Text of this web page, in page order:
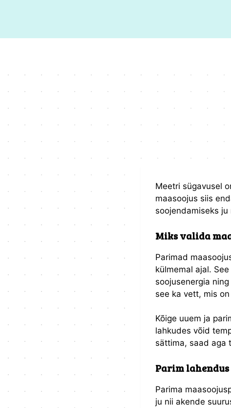
Meetri sügavusel
maasoojus siis
soojendamiseks
Miks valida
Parimad
külmemal ajal.
soojusenergia
see ka vett, mis
Kõige uuem ja
lahkudes võid
sättima, saad aga
Parim
Parima
ju nii akende